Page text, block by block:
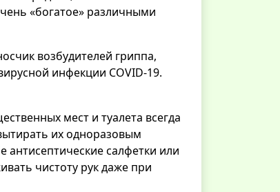
«богатое» различными
возбудителей гриппа,
инфекции COVID-19.
мест и туалета всегда
их одноразовым
салфетки или
чистоту рук даже при